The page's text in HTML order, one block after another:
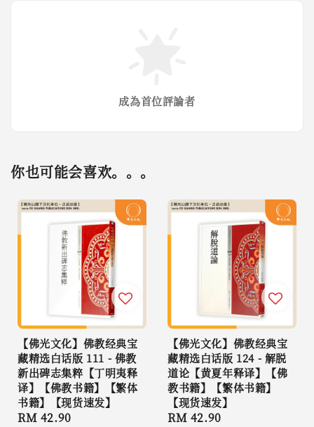
成為首位評論者
你也可能会喜欢。。。
【佛光文化】佛教经典宝
藏精选白话版 111 - 佛教
新出碑志集粹【丁明夷释
译】【佛教书籍】【繁体
书籍】【现货速发】
Regular
RM 42.90
【佛光文化】佛教经典宝
藏精选白话版 124 - 解脱
道论【黄夏年释译】【佛
教书籍】【繁体书籍】
【现货速发】
Regular
RM 42.90